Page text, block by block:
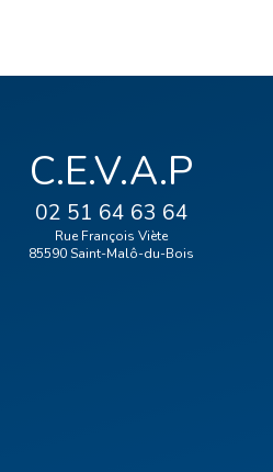
C.E.V.A.P
02 51 64 63 64
Rue François Viète
85590 Saint-Malô-du-Bois